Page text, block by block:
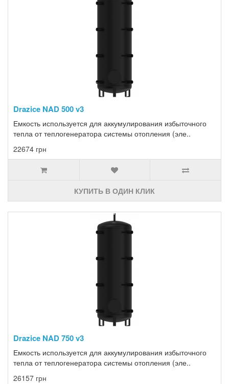
Drazice NAD 500 v3
Емкость используется для аккумулирования избыточного
тепла от теплогенератора системы отопления (эле..
22674 грн
КУПИТЬ В ОДИН КЛИК
Drazice NAD 750 v3
Емкость используется для аккумулирования избыточного
тепла от теплогенератора системы отопления (эле..
26157 грн